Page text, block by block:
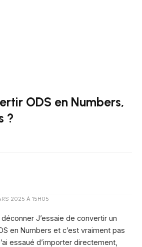
ODS en Numbers,
?
2025 À 15H05
J’essaie de convertir un
en Numbers et c’est vraiment pas
essaué d’importer directement,